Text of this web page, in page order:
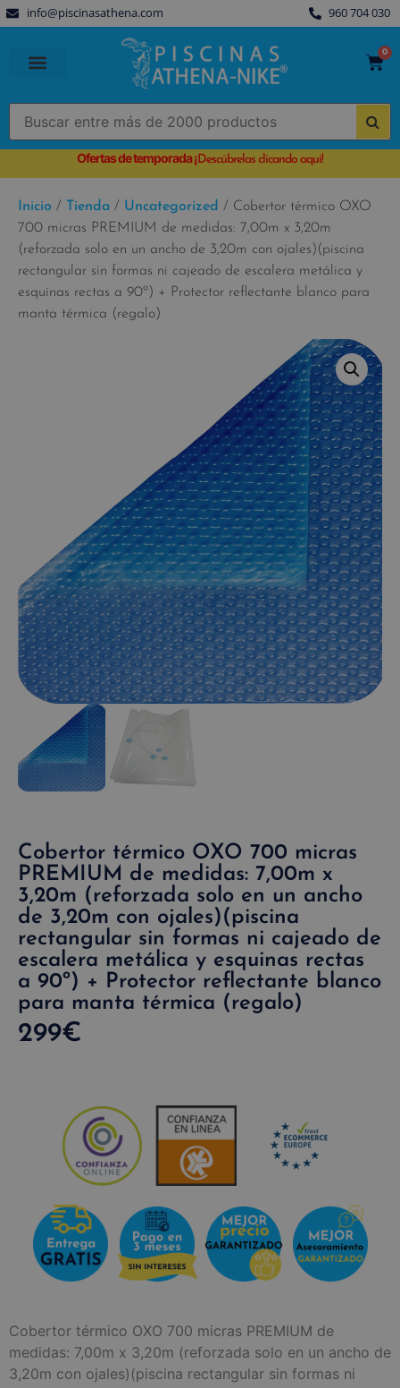
info@piscinasathena.com 960 704 030
0
Ofertas de temporada¡Descúbrelas clicando aquí!
Inicio / Tienda / Uncategorized / Cobertor térmico OXO
700 micras PREMIUM de medidas: 7,00m x 3,20m
(reforzada solo en un ancho de 3,20m con ojales)(piscina
rectangular sin formas ni cajeado de escalera metálica y
esquinas rectas a 90º) + Protector reflectante blanco para
manta térmica (regalo)
Cobertor térmico OXO 700 micras
PREMIUM de medidas: 7,00m x
3,20m (reforzada solo en un ancho
de 3,20m con ojales)(piscina
rectangular sin formas ni cajeado de
escalera metálica y esquinas rectas
a 90º) + Protector reflectante blanco
para manta térmica (regalo)
299€
Cobertor térmico OXO 700 micras PREMIUM de
medidas: 7,00m x 3,20m (reforzada solo en un ancho de
3,20m con ojales)(piscina rectangular sin formas ni